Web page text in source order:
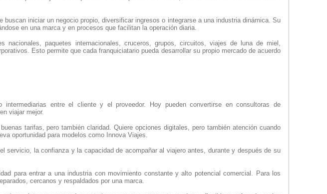
buscan iniciar un negocio propio, diversificar ingresos o integrarse a una industria dinámica. Su
en una marca y en procesos que facilitan la operación diaria.
nacionales, paquetes internacionales, cruceros, grupos, circuitos, viajes de luna de miel,
Esto permite que cada franquiciatario pueda desarrollar su propio mercado de acuerdo
entre el cliente y el proveedor. Hoy pueden convertirse en consultoras de
viajar mejor.
tarifas, pero también claridad. Quiere opciones digitales, pero también atención cuando
oportunidad para modelos como Innova Viajes.
servicio, la confianza y la capacidad de acompañar al viajero antes, durante y después de su
para entrar a una industria con movimiento constante y alto potencial comercial. Para los
cercanos y respaldados por una marca.